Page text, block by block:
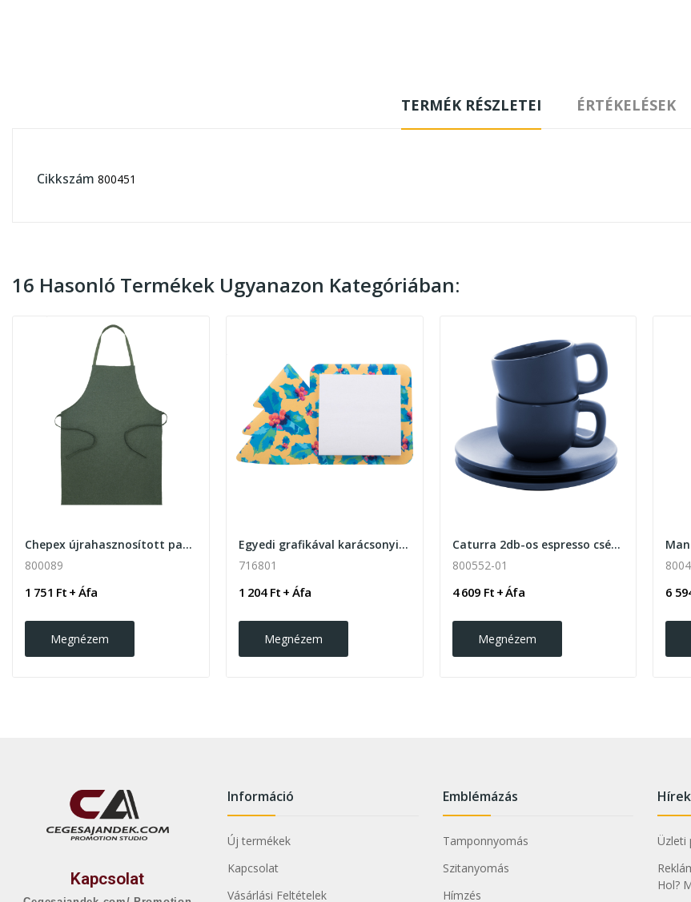
TERMÉK RÉSZLETEI ÉRTÉKELÉSEK
Cikkszám 800451
16 Hasonló Termékek Ugyanazon Kategóriában:
Chepex újrahasznosított pamut kötény
800089
1 751 Ft + Áfa
Megnézem
Egyedi grafikával karácsonyi hűtőmágnes...
716801
1 204 Ft + Áfa
Megnézem
Caturra 2db-os espresso csésze szett 85ml
800552-01
4 609 Ft + Áfa
Megnézem
6
Kapcsolat
Információ
Új termékek
Kapcsolat
Vásárlási Feltételek
Emblémázás
Tamponnyomás
Szitanyomás
Hímzés
Üzleti
Hol?